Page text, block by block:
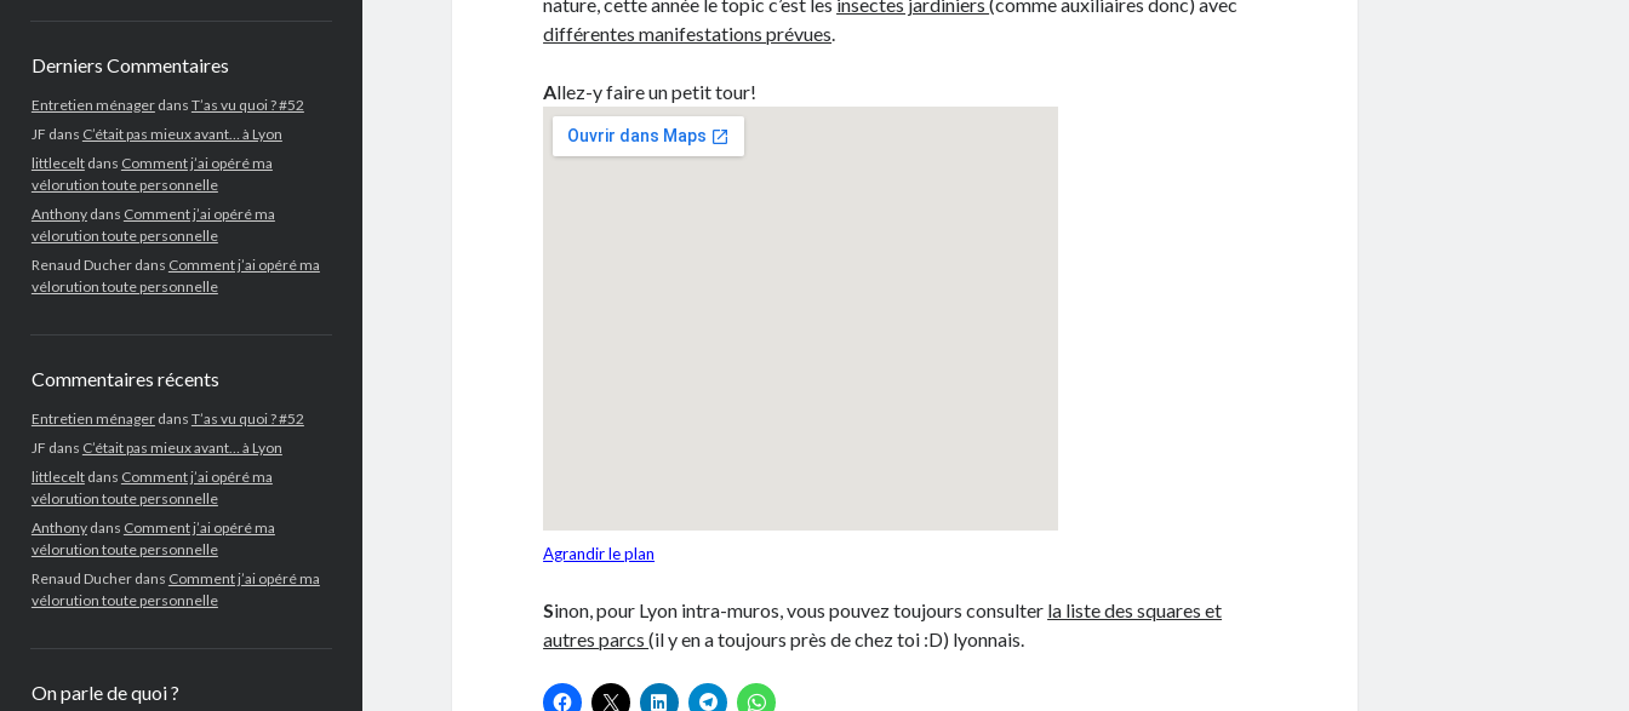
Derniers Commentaires
Entretien ménagerdans T’as vu quoi ? #52
JF dans C’était pas mieux avant… à Lyon
littleceltdans Comment j’ai opéré ma
vélorution toute personnelle
Anthonydans Comment j’ai opéré ma
vélorution toute personnelle
Renaud Ducherdans Comment j’ai opéré ma
vélorution toute personnelle
Commentaires récents
Entretien ménagerdans T’as vu quoi ? #52
JF dans C’était pas mieux avant… à Lyon
littleceltdans Comment j’ai opéré ma
vélorution toute personnelle
Anthonydans Comment j’ai opéré ma
vélorution toute personnelle
Renaud Ducherdans Comment j’ai opéré ma
vélorution toute personnelle
On parle de quoi ?
différentes manifestations prévues.
Allez-y faire un petit tour!
Agrandir le plan
Sinon, pour Lyon intra-muros, vous pouvez toujours consulter la liste des squares et
autres parcs(il y en a toujours près de chez toi :D) lyonnais.